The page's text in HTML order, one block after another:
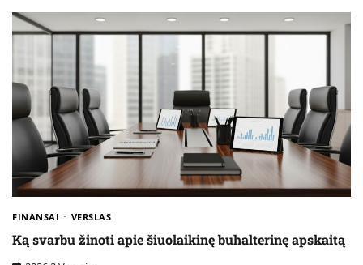
FINANSAI VERSLAS
Ką svarbu žinoti apie šiuolaikinę buhalterinę apskaitą